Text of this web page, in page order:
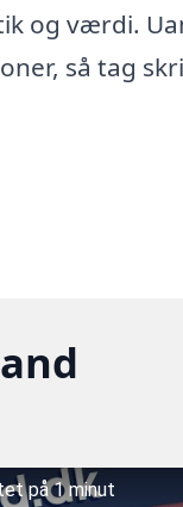
og værdi.
så tag
på 1 minut